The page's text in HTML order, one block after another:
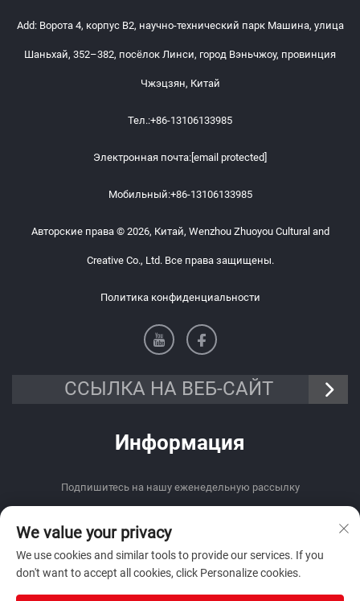
Add: Ворота 4, корпус B2, научно-технический парк Машина, улица
Шаньхай, 352–382, посёлок Линси, город Вэньчжоу, провинция
Чжэцзян, Китай
Тел.:+86-13106133985
Электронная почта:[email protected]
Мобильный:+86-13106133985
Авторские права © 2026, Китай, Wenzhou Zhuoyou Cultural and
Creative Co., Ltd. Все права защищены.
Политика конфиденциальности
ССЫЛКА НА ВЕБ-САЙТ
Информация
Подпишитесь на нашу еженедельную рассылку
Отправить
We value your privacy
We use cookies and similar tools to provide our services. If you
don't want to accept all cookies, click Personalize cookies.